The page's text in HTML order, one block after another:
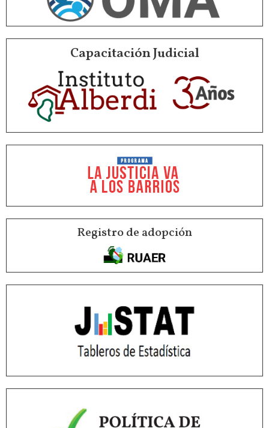
Capacitación Judicial
Registro de adopción